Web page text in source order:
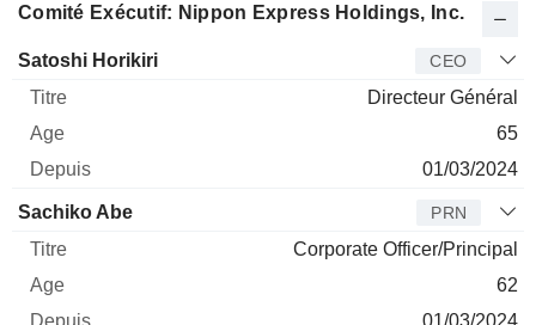
Comité Exécutif: Nippon Express Holdings, Inc.
Dirigeant Titre Age
Satoshi Horikiri CEO
Directeur Général
65
01/03/2024
Sachiko Abe PRN
Corporate Officer/Principal
62
01/03/2024